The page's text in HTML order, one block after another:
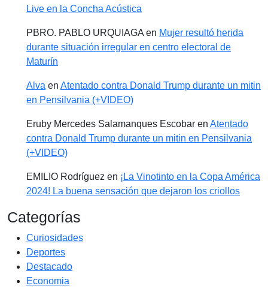
Live en la Concha Acústica
PBRO. PABLO URQUIAGA en Mujer resultó herida
durante situación irregular en centro electoral de
Maturín
Alva en Atentado contra Donald Trump durante un mitin
en Pensilvania (+VIDEO)
Eruby Mercedes Salamanques Escobar en Atentado
contra Donald Trump durante un mitin en Pensilvania
(+VIDEO)
EMILIO Rodríguez en ¡La Vinotinto en la Copa América
2024! La buena sensación que dejaron los criollos
Categorías
Curiosidades
Deportes
Destacado
Economia